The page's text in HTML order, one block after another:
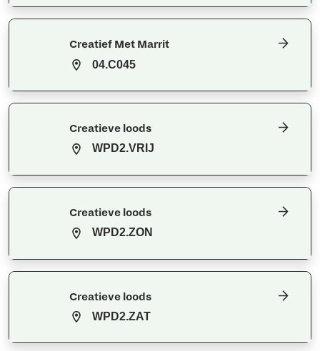
Creatief Met Marrit
04.C045
Creatieve loods
WPD2.VRIJ
Creatieve loods
WPD2.ZON
Creatieve loods
WPD2.ZAT